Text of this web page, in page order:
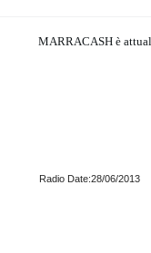
MARRACASH è
Radio Date:28/06/2013